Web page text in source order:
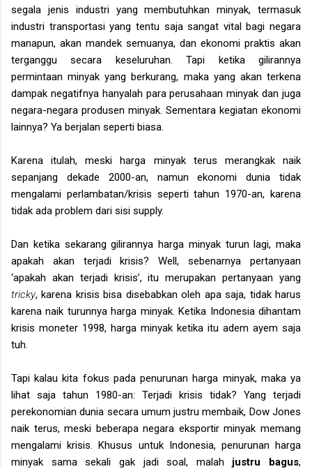
segala jenis industri yang membutuhkan minyak, termasuk
industri transportasi yang tentu saja sangat vital bagi negara
manapun, akan mandek semuanya, dan ekonomi praktis akan
terganggu secara keseluruhan. Tapi ketika gilirannya
permintaan minyak yang berkurang, maka yang akan terkena
dampak negatifnya hanyalah para perusahaan minyak dan juga
negara-negara produsen minyak. Sementara kegiatan ekonomi
lainnya? Ya berjalan seperti biasa.
Karena itulah, meski harga minyak terus merangkak naik
sepanjang dekade 2000-an, namun ekonomi dunia tidak
mengalami perlambatan/krisis seperti tahun 1970-an, karena
tidak ada problem dari sisi supply.
Dan ketika sekarang gilirannya harga minyak turun lagi, maka
apakah akan terjadi krisis? Well, sebenarnya pertanyaan
‘apakah akan terjadi krisis’, itu merupakan pertanyaan yang
tricky, karena krisis bisa disebabkan oleh apa saja, tidak harus
karena naik turunnya harga minyak. Ketika Indonesia dihantam
krisis moneter 1998, harga minyak ketika itu adem ayem saja
tuh.
Tapi kalau kita fokus pada penurunan harga minyak, maka ya
lihat saja tahun 1980-an: Terjadi krisis tidak? Yang terjadi
perekonomian dunia secara umum justru membaik, Dow Jones
naik terus, meski beberapa negara eksportir minyak memang
mengalami krisis. Khusus untuk Indonesia, penurunan harga
minyak sama sekali gak jadi soal, malah justru bagus,